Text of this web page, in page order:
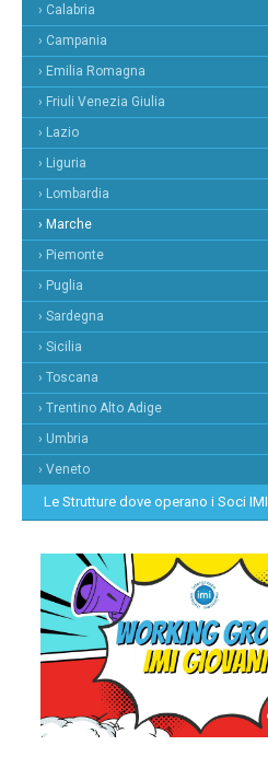
› Calabria
› Campania
› Emilia Romagna
› Friuli Venezia Giulia
› Lazio
› Liguria
› Lombardia
› Marche
› Piemonte
› Puglia
› Sardegna
› Sicilia
› Toscana
› Trentino Alto Adige
› Umbria
› Veneto
Le Strutture dove operano i Soci IMI